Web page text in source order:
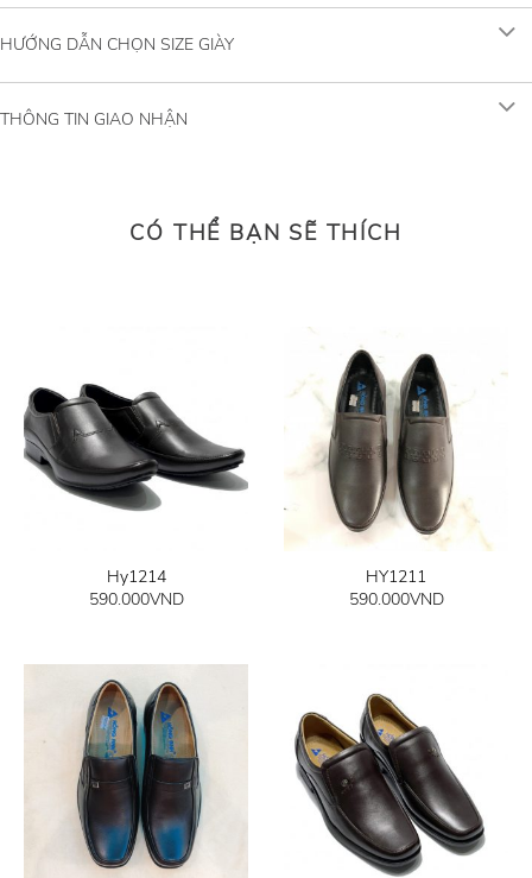
HƯỚNG DẪN CHỌN SIZE GIÀY
THÔNG TIN GIAO NHẬN
CÓ THỂ BẠN SẼ THÍCH
Hy1214
590.000VND
HY1211
590.000VND